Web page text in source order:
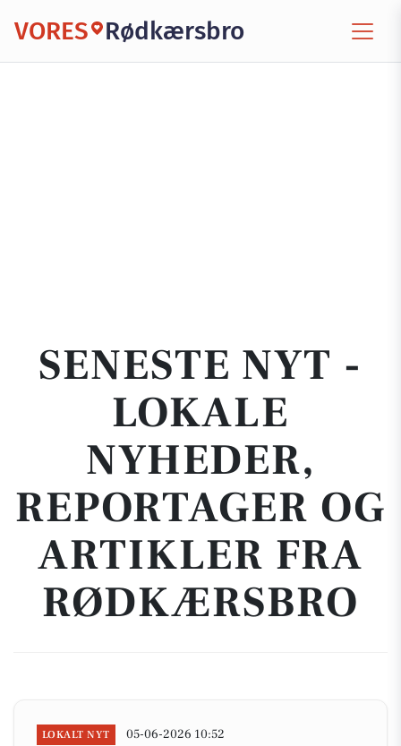
VORES Rødkærsbro
SENESTE NYT -
LOKALE
NYHEDER,
REPORTAGER OG
ARTIKLER FRA
RØDKÆRSBRO
LOKALT NYT 05-06-2026 10:52